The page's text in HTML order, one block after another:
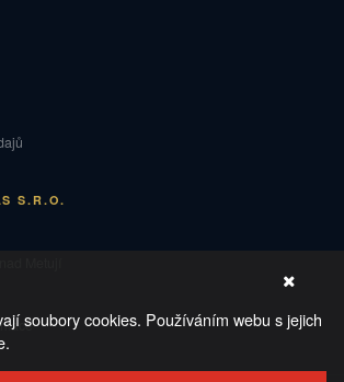
S.R.O.
soubory cookies. Používáním webu s jejich